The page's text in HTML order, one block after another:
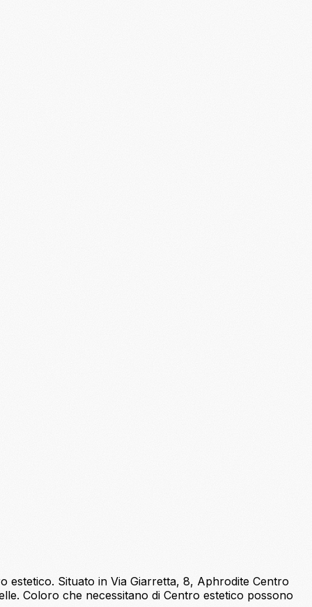
Situato in Via Giarretta, 8, Aphrodite Centro
Coloro che necessitano di Centro estetico possono